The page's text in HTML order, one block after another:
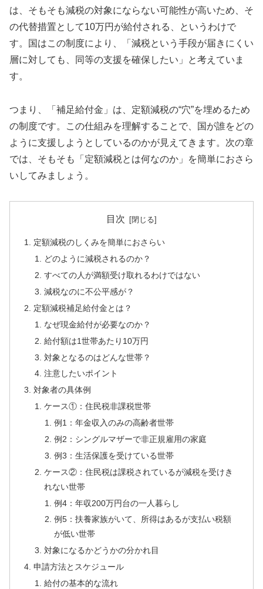
は、そもそも減税の対象にならない可能性が高いため、そ
の代替措置として10万円が給付される、というわけで
す。国はこの制度により、「減税という手段が届きにくい
層に対しても、同等の支援を確保したい」と考えていま
す。
つまり、「補足給付金」は、定額減税の“穴”を埋めるため
の制度です。この仕組みを理解することで、国が誰をどの
ように支援しようとしているのかが見えてきます。次の章
では、そもそも「定額減税とは何なのか」を簡単におさら
いしてみましょう。
目次
定額減税のしくみを簡単におさらい
どのように減税されるのか？
すべての人が満額受け取れるわけではない
減税なのに不公平感が？
定額減税補足給付金とは？
なぜ現金給付が必要なのか？
給付額は1世帯あたり10万円
対象となるのはどんな世帯？
注意したいポイント
対象者の具体例
ケース①：住民税非課税世帯
例1：年金収入のみの高齢者世帯
例2：シングルマザーで非正規雇用の家庭
例3：生活保護を受けている世帯
ケース②：住民税は課税されているが減税を受けき
れない世帯
例4：年収200万円台の一人暮らし
例5：扶養家族がいて、所得はあるが支払い税額
が低い世帯
対象になるかどうかの分かれ目
申請方法とスケジュール
給付の基本的な流れ